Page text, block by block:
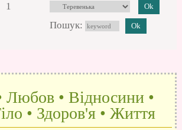
1
Пошук:
• Відносини •
• Здоров'я • Життя